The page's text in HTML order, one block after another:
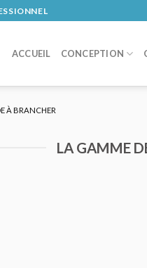
ACCUEIL CONCEPTION
À BRANCHER
LA GAMME